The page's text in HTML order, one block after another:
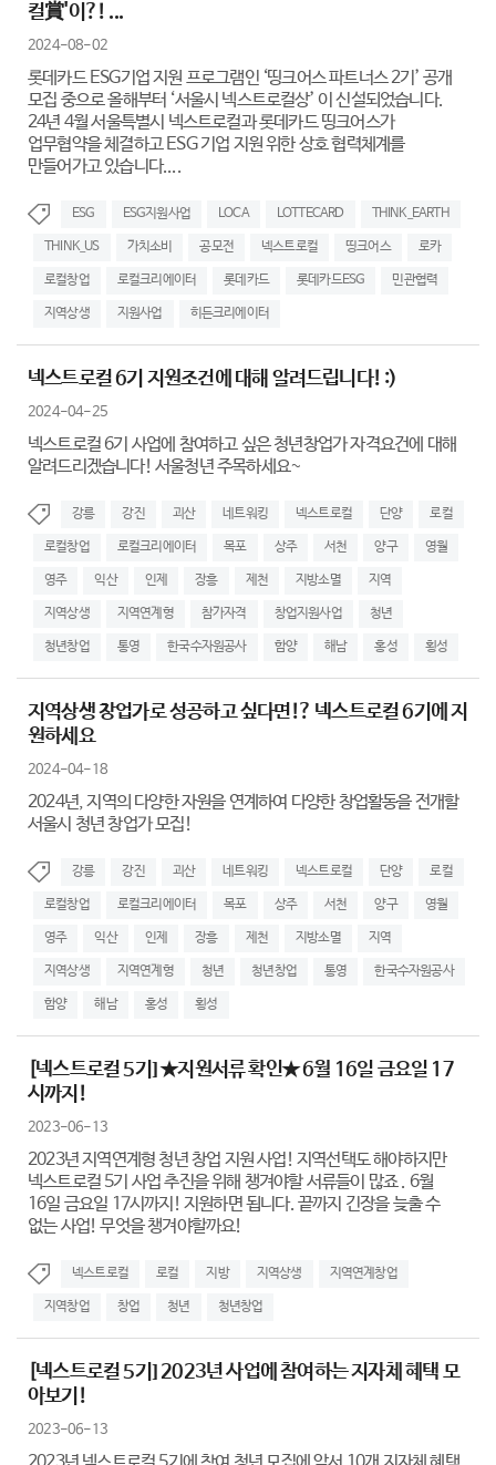
컬賞'이?! ...
2024-08-02
롯데카드 ESG기업 지원 프로그램인 ‘띵크어스 파트너스 2기’ 공개
모집 중으로 올해부터 ‘서울시 넥스트로컬상’ 이 신설되었습니다.
24년 4월 서울특별시 넥스트로컬과 롯데카드 띵크어스가
업무협약을 체결하고 ESG 기업 지원 위한 상호 협력체계를
만들어가고 있습니다....
ESG ESG지원사업 LOCA LOTTECARD THINK_EARTH
THINK_US 가치소비 공모전 넥스트로컬 띵크어스 로카
로컬창업 로컬크리에이터 롯데카드 롯데카드ESG 민관협력
지역상생 지원사업 히든크리에이터
넥스트로컬 6기 지원조건에 대해 알려드립니다! :)
2024-04-25
넥스트로컬 6기 사업에 참여하고 싶은 청년창업가 자격요건에 대해
알려드리겠습니다! 서울청년 주목하세요~
강릉 강진 괴산 네트워킹 넥스트로컬 단양 로컬
로컬창업 로컬크리에이터 목포 상주 서천 양구 영월
영주 익산 인제 장흥 제천 지방소멸 지역
지역상생 지역연계형 참가자격 창업지원사업 청년
청년창업 통영 한국수자원공사 함양 해남 홍성 횡성
지역상생 창업가로 성공하고 싶다면!? 넥스트로컬 6기에 지
원하세요
2024-04-18
2024년, 지역의 다양한 자원을 연계하여 다양한 창업활동을 전개할
서울시 청년 창업가 모집!
강릉 강진 괴산 네트워킹 넥스트로컬 단양 로컬
로컬창업 로컬크리에이터 목포 상주 서천 양구 영월
영주 익산 인제 장흥 제천 지방소멸 지역
지역상생 지역연계형 청년 청년창업 통영 한국수자원공사
함양 해남 홍성 횡성
[넥스트로컬 5기] ★지원서류 확인★ 6월 16일 금요일 17
시까지!
2023-06-13
2023년 지역연계형 청년 창업 지원 사업! 지역선택도 해야하지만
넥스트로컬 5기 사업 추진을 위해 챙겨야할 서류들이 많죠 . 6월
16일 금요일 17시까지! 지원하면 됩니다. 끝까지 긴장을 늦출 수
없는 사업! 무엇을 챙겨야할까요!
넥스트로컬 로컬 지방 지역상생 지역연계창업
지역창업 창업 청년 청년창업
[넥스트로컬 5기] 2023년 사업에 참여하는 지자체 혜택 모
아보기!
2023-06-13